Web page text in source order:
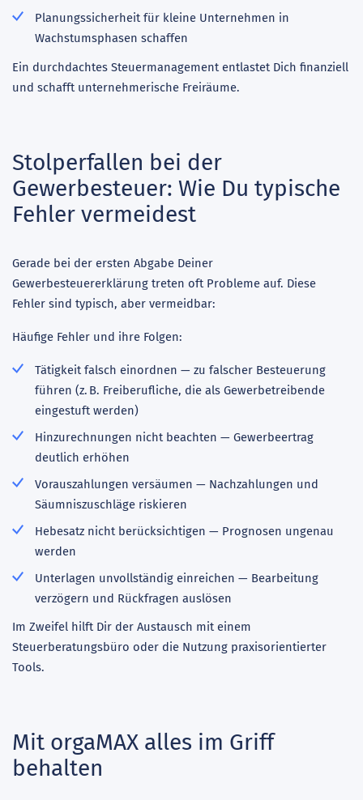
Planungssicherheit für kleine Unternehmen in
Wachstumsphasen schaffen
Ein durchdachtes Steuermanagement entlastet Dich finanziell
und schafft unternehmerische Freiräume.
Stolperfallen bei der
Gewerbesteuer: Wie Du typische
Fehler vermeidest
Gerade bei der ersten Abgabe Deiner
Gewerbesteuererklärung treten oft Probleme auf. Diese
Fehler sind typisch, aber vermeidbar:
Häufige Fehler und ihre Folgen:
Tätigkeit falsch einordnen — zu falscher Besteuerung
führen (z. B. Freiberufliche, die als Gewerbetreibende
eingestuft werden)
Hinzurechnungen nicht beachten — Gewerbeertrag
deutlich erhöhen
Vorauszahlungen versäumen — Nachzahlungen und
Säumniszuschläge riskieren
Hebesatz nicht berücksichtigen — Prognosen ungenau
werden
Unterlagen unvollständig einreichen — Bearbeitung
verzögern und Rückfragen auslösen
Im Zweifel hilft Dir der Austausch mit einem
Steuerberatungsbüro oder die Nutzung praxisorientierter
Tools.
Mit orgaMAX alles im Griff
behalten